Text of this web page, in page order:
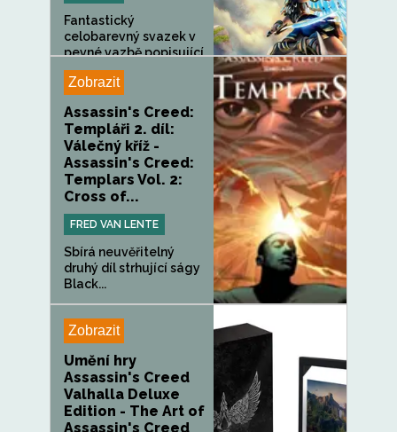
Fantastický
celobarevný svazek v
pevné vazbě popisující
vývoj...
Zobrazit
Assassin's Creed:
Templáři 2. díl:
Válečný kříž -
Assassin's Creed:
Templars Vol. 2:
Cross of...
FRED VAN LENTE
Sbírá neuvěřitelný
druhý díl strhující ságy
Black...
Zobrazit
Umění hry
Assassin's Creed
Valhalla Deluxe
Edition - The Art of
Assassin's Creed